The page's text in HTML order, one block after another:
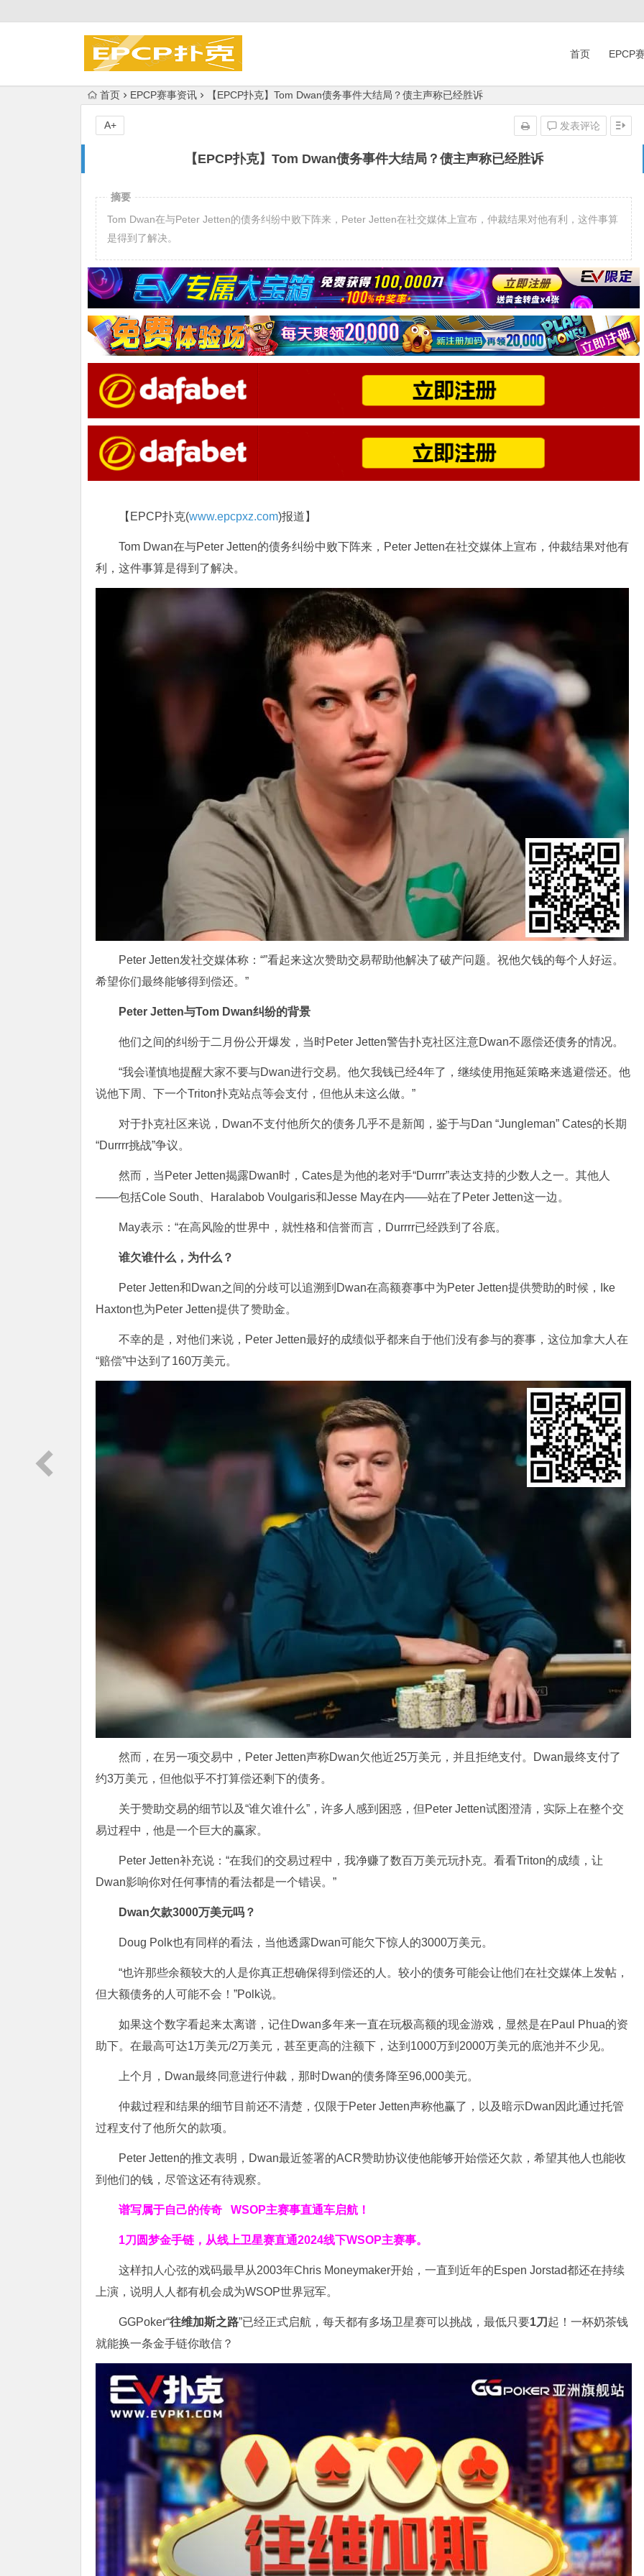
首页 EPCP
首页 EPCP赛事资讯 【EPCP扑克】Tom Dwan债务事件大结局？债主声称已经胜诉
【EPCP扑克】Tom Dwan债务事件大结局？债主声称已经胜诉
发表评论
A+
摘要
Tom Dwan在与Peter Jetten的债务纠纷中败下阵来，Peter Jetten在社交媒体上宣布，仲裁结果对他有利，这件事算
是得到了解决。
【EPCP扑克(www.epcpxz.com)报道】
Tom Dwan在与Peter Jetten的债务纠纷中败下阵来，Peter Jetten在社交媒体上宣布，仲裁结果对他有
利，这件事算是得到了解决。
Peter Jetten发社交媒体称：“”看起来这次赞助交易帮助他解决了破产问题。祝他欠钱的每个人好运。
希望你们最终能够得到偿还。”
Peter Jetten与Tom Dwan纠纷的背景
他们之间的纠纷于二月份公开爆发，当时Peter Jetten警告扑克社区注意Dwan不愿偿还债务的情况。
“我会谨慎地提醒大家不要与Dwan进行交易。他欠我钱已经4年了，继续使用拖延策略来逃避偿还。他
说他下周、下一个Triton扑克站点等会支付，但他从未这么做。”
对于扑克社区来说，Dwan不支付他所欠的债务几乎不是新闻，鉴于与Dan “Jungleman” Cates的长期
“Durrrr挑战”争议。
然而，当Peter Jetten揭露Dwan时，Cates是为他的老对手“Durrrr”表达支持的少数人之一。其他人
——包括Cole South、Haralabob Voulgaris和Jesse May在内——站在了Peter Jetten这一边。
May表示：“在高风险的世界中，就性格和信誉而言，Durrrr已经跌到了谷底。
谁欠谁什么，为什么？
Peter Jetten和Dwan之间的分歧可以追溯到Dwan在高额赛事中为Peter Jetten提供赞助的时候，Ike
Haxton也为Peter Jetten提供了赞助金。
不幸的是，对他们来说，Peter Jetten最好的成绩似乎都来自于他们没有参与的赛事，这位加拿大人在
“赔偿”中达到了160万美元。
然而，在另一项交易中，Peter Jetten声称Dwan欠他近25万美元，并且拒绝支付。Dwan最终支付了
约3万美元，但他似乎不打算偿还剩下的债务。
关于赞助交易的细节以及“谁欠谁什么”，许多人感到困惑，但Peter Jetten试图澄清，实际上在整个交
易过程中，他是一个巨大的赢家。
Peter Jetten补充说：“在我们的交易过程中，我净赚了数百万美元玩扑克。看看Triton的成绩，让
Dwan影响你对任何事情的看法都是一个错误。”
Dwan欠款3000万美元吗？
Doug Polk也有同样的看法，当他透露Dwan可能欠下惊人的3000万美元。
“也许那些余额较大的人是你真正想确保得到偿还的人。较小的债务可能会让他们在社交媒体上发帖，
但大额债务的人可能不会！”Polk说。
如果这个数字看起来太离谱，记住Dwan多年来一直在玩极高额的现金游戏，显然是在Paul Phua的资
助下。在最高可达1万美元/2万美元，甚至更高的注额下，达到1000万到2000万美元的底池并不少见。
上个月，Dwan最终同意进行仲裁，那时Dwan的债务降至96,000美元。
仲裁过程和结果的细节目前还不清楚，仅限于Peter Jetten声称他赢了，以及暗示Dwan因此通过托管
过程支付了他所欠的款项。
Peter Jetten的推文表明，Dwan最近签署的ACR赞助协议使他能够开始偿还欠款，希望其他人也能收
到他们的钱，尽管这还有待观察。
谱写属于自己的传奇 WSOP主赛事直通车启航！
1刀圆梦金手链，从线上卫星赛直通2024线下WSOP主赛事。
这样扣人心弦的戏码最早从2003年Chris Moneymaker开始，一直到近年的Espen Jorstad都还在持续
上演，说明人人都有机会成为WSOP世界冠军。
GGPoker“往维加斯之路”已经正式启航，每天都有多场卫星赛可以挑战，最低只要1刀 起！一杯奶茶钱
就能换一条金手链你敢信？